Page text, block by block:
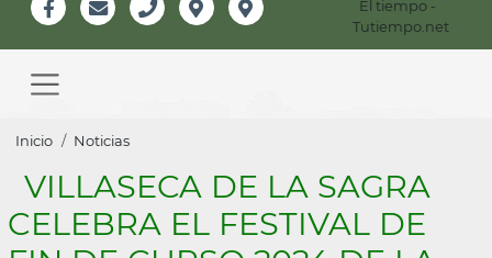
Información
Header
El tiempo -
Tutiempo.net
navigation
Sobrescribir
enlaces
de
ayuda
Inicio Noticias
VILLASECA DE LA SAGRA
CELEBRA EL FESTIVAL DE